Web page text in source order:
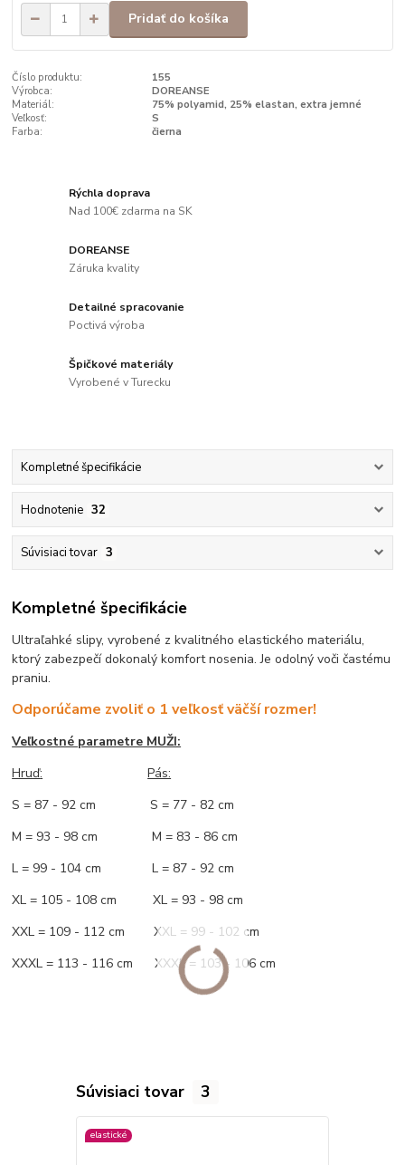
Pridať do košíka
Číslo produktu:
155
Výrobca:
DOREANSE
Materiál:
75% polyamid, 25% elastan, extra jemné
Veľkosť:
S
Farba:
čierna
Rýchla doprava
Nad 100€ zdarma na SK
DOREANSE
Záruka kvality
Detailné spracovanie
Poctivá výroba
Špičkové materiály
Vyrobené v Turecku
Kompletné špecifikácie
Hodnotenie 32
Súvisiaci tovar 3
Kompletné špecifikácie
Ultraľahké slipy, vyrobené z kvalitného elastického materiálu,
ktorý zabezpečí dokonalý komfort nosenia. Je odolný voči častému
praniu.
Odporúčame zvoliť o 1 veľkosť väčší rozmer!
Veľkostné parametre MUŽI:
Hruď:
Pás:
S = 87 - 92 cm S = 77 - 82 cm
M = 93 - 98 cm M = 83 - 86 cm
L = 99 - 104 cm L = 87 - 92 cm
XL = 105 - 108 cm XL = 93 - 98 cm
XXL = 109 - 112 cm XXL = 99 - 102 cm
XXXL = 113 - 116 cm XXXL = 103 - 106 cm
Súvisiaci tovar 3
elastické